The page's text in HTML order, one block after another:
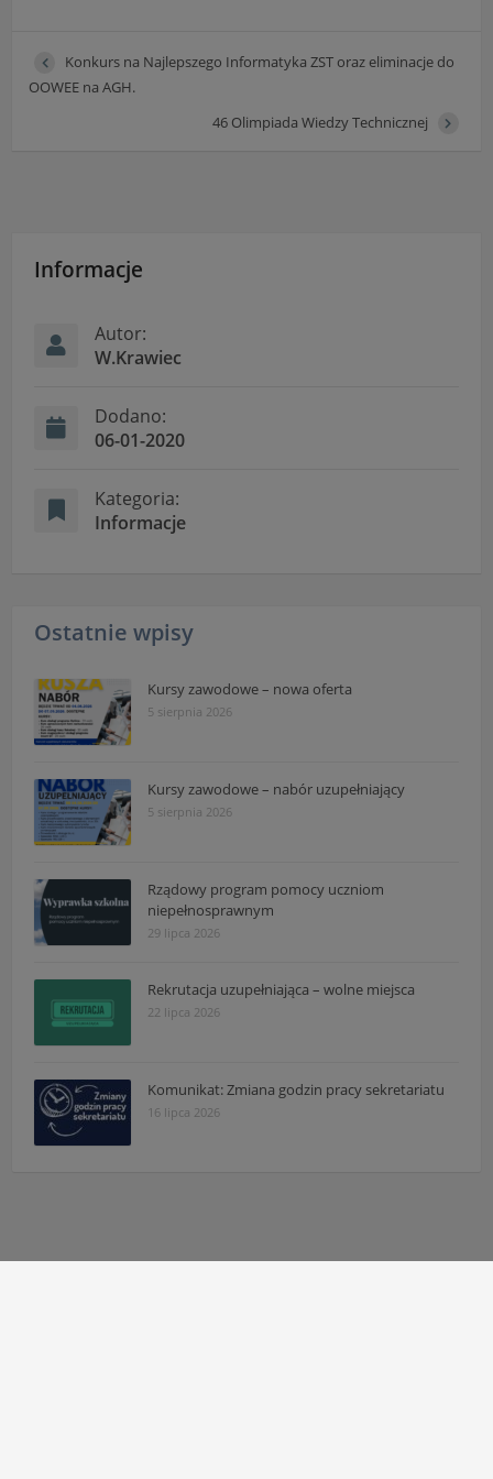
Konkurs na Najlepszego Informatyka ZST oraz eliminacje do
OOWEE na AGH.
46 Olimpiada Wiedzy Technicznej
Informacje
Autor:
W.Krawiec
Dodano:
06-01-2020
Kategoria:
Informacje
Ostatnie wpisy
Kursy zawodowe – nowa oferta
5 sierpnia 2026
Kursy zawodowe – nabór uzupełniający
5 sierpnia 2026
Rządowy program pomocy uczniom
niepełnosprawnym
29 lipca 2026
Rekrutacja uzupełniająca – wolne miejsca
22 lipca 2026
Komunikat: Zmiana godzin pracy sekretariatu
16 lipca 2026